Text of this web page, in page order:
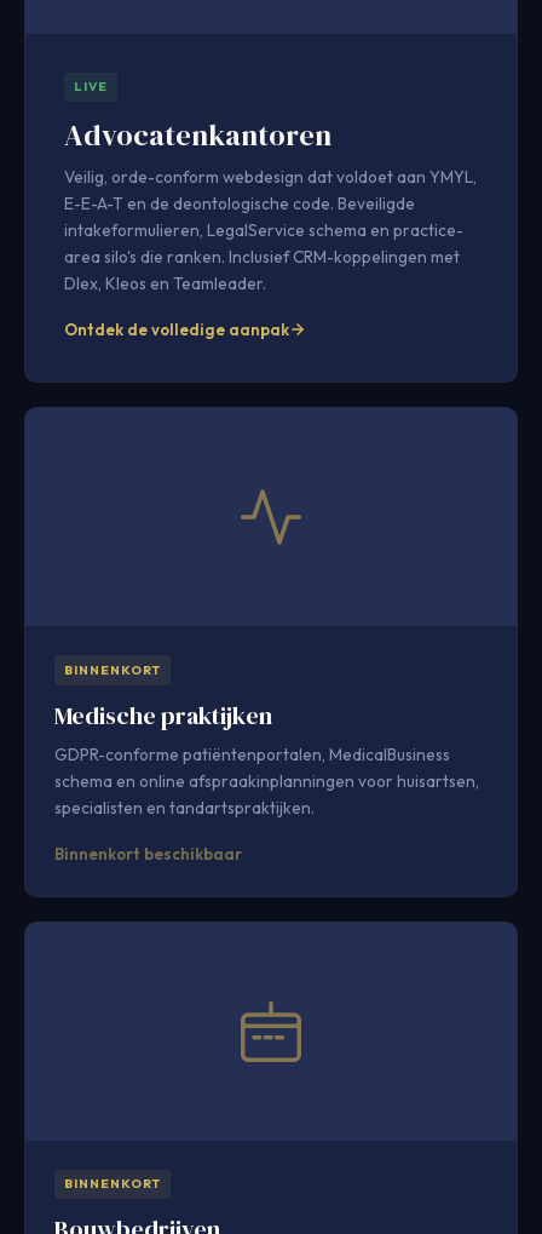
LIVE
Advocatenkantoren
Veilig, orde-conform webdesign dat voldoet aan YMYL,
E-E-A-T en de deontologische code. Beveiligde
intakeformulieren, LegalService schema en practice-
area silo's die ranken. Inclusief CRM-koppelingen met
Dlex, Kleos en Teamleader.
Ontdek de volledige aanpak
BINNENKORT
Medische praktijken
GDPR-conforme patiëntenportalen, MedicalBusiness
schema en online afspraakinplanningen voor huisartsen,
specialisten en tandartspraktijken.
Binnenkort beschikbaar
BINNENKORT